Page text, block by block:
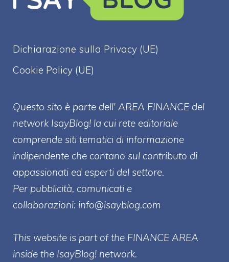
Dichiarazione sulla Privacy (UE)
Cookie Policy (UE)
Questo sito è parte dell' AREA FINANCE del
network IsayBlog! la cui rete editoriale
comprende siti tematici di informazione
indipendente che contano sul contributo di
appassionati ed esperti del settore.
Per pubblicità, comunicati e
collaborazioni: info@isayblog.com
This website is part of the FINANCE AREA
inside the IsayBlog! network.